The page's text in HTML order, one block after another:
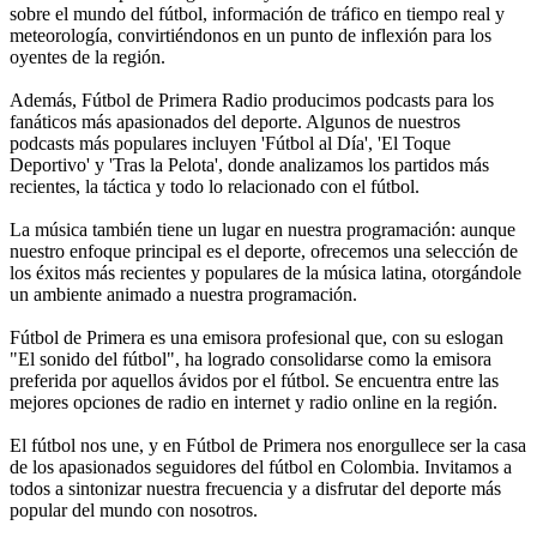
sobre el mundo del fútbol, información de tráfico en tiempo real y
meteorología, convirtiéndonos en un punto de inflexión para los
oyentes de la región.
Además, Fútbol de Primera Radio producimos podcasts para los
fanáticos más apasionados del deporte. Algunos de nuestros
podcasts más populares incluyen 'Fútbol al Día', 'El Toque
Deportivo' y 'Tras la Pelota', donde analizamos los partidos más
recientes, la táctica y todo lo relacionado con el fútbol.
La música también tiene un lugar en nuestra programación: aunque
nuestro enfoque principal es el deporte, ofrecemos una selección de
los éxitos más recientes y populares de la música latina, otorgándole
un ambiente animado a nuestra programación.
Fútbol de Primera es una emisora profesional que, con su eslogan
"El sonido del fútbol", ha logrado consolidarse como la emisora
preferida por aquellos ávidos por el fútbol. Se encuentra entre las
mejores opciones de radio en internet y radio online en la región.
El fútbol nos une, y en Fútbol de Primera nos enorgullece ser la casa
de los apasionados seguidores del fútbol en Colombia. Invitamos a
todos a sintonizar nuestra frecuencia y a disfrutar del deporte más
popular del mundo con nosotros.